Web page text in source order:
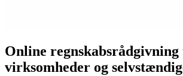
Online
virksomheder og